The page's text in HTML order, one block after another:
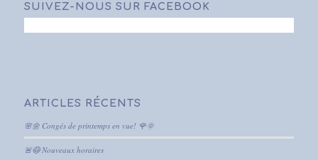
SUIVEZ-NOUS SUR FACEBOOK
ARTICLES RÉCENTS
🌸🌼 Congés de printemps en vue! 🌹🌞
🚨😷 Nouveaux horaires